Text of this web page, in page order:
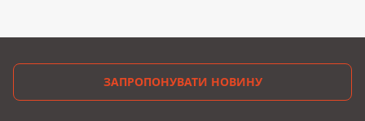
ЗАПРОПОНУВАТИ НОВИНУ